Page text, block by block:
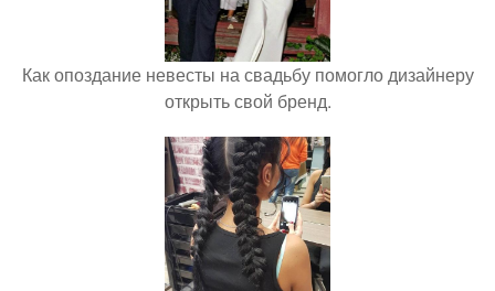
Как опоздание невесты на свадьбу помогло дизайнеру
открыть свой бренд.